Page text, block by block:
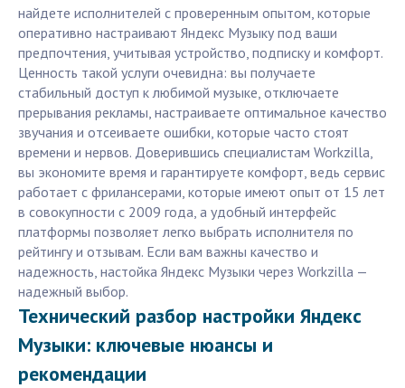
найдете исполнителей с проверенным опытом, которые
оперативно настраивают Яндекс Музыку под ваши
предпочтения, учитывая устройство, подписку и комфорт.
Ценность такой услуги очевидна: вы получаете
стабильный доступ к любимой музыке, отключаете
прерывания рекламы, настраиваете оптимальное качество
звучания и отсеиваете ошибки, которые часто стоят
времени и нервов. Доверившись специалистам Workzilla,
вы экономите время и гарантируете комфорт, ведь сервис
работает с фрилансерами, которые имеют опыт от 15 лет
в совокупности с 2009 года, а удобный интерфейс
платформы позволяет легко выбрать исполнителя по
рейтингу и отзывам. Если вам важны качество и
надежность, настойка Яндекс Музыки через Workzilla —
надежный выбор.
Технический разбор настройки Яндекс
Музыки: ключевые нюансы и
рекомендации